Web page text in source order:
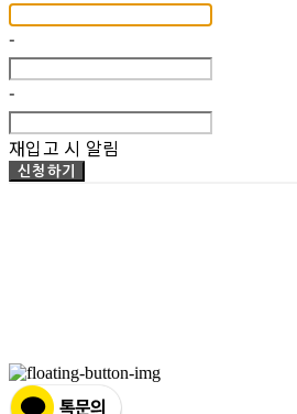
-
-
재입고 시 알림
신청하기